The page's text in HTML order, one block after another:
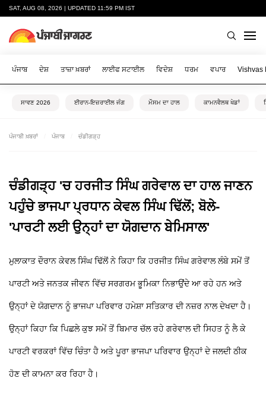
SAT, AUG 08, 2026 | UPDATED 11:59 PM IST
ਪੰਜਾਬ ਦੇਸ਼ ਤਾਜ਼ਾ ਖ਼ਬਰਾਂ ਲਾਈਫ ਸਟਾਈਲ ਵਿਦੇਸ਼ ਧਰਮ ਵਪਾਰ Vishvas
ਸਾਵਣ 2026 ਈਰਾਨ-ਇਜ਼ਰਾਈਲ ਜੰਗ ਮੌਸਮ ਦਾ ਹਾਲ ਕਾਮਨਵੈਲਥ ਖੇਡਾਂ
ਪੰਜਾਬੀ ਖ਼ਬਰਾਂ ਪੰਜਾਬ ਚੰਡੀਗੜ੍ਹ
ਚੰਡੀਗੜ੍ਹ 'ਚ ਹਰਜੀਤ ਸਿੰਘ ਗਰੇਵਾਲ ਦਾ ਹਾਲ ਜਾਣਨ
ਪਹੁੰਚੇ ਭਾਜਪਾ ਪ੍ਰਧਾਨ ਕੇਵਲ ਸਿੰਘ ਢਿੱਲੋਂ; ਬੋਲੇ-
'ਪਾਰਟੀ ਲਈ ਉਨ੍ਹਾਂ ਦਾ ਯੋਗਦਾਨ ਬੇਮਿਸਾਲ'
ਮੁਲਾਕਾਤ ਦੌਰਾਨ ਕੇਵਲ ਸਿੰਘ ਢਿੱਲੋਂ ਨੇ ਕਿਹਾ ਕਿ ਹਰਜੀਤ ਸਿੰਘ ਗਰੇਵਾਲ ਲੰਬੇ ਸਮੇਂ ਤੋਂ
ਪਾਰਟੀ ਅਤੇ ਜਨਤਕ ਜੀਵਨ ਵਿੱਚ ਸਰਗਰਮ ਭੂਮਿਕਾ ਨਿਭਾਉਂਦੇ ਆ ਰਹੇ ਹਨ ਅਤੇ
ਉਨ੍ਹਾਂ ਦੇ ਯੋਗਦਾਨ ਨੂੰ ਭਾਜਪਾ ਪਰਿਵਾਰ ਹਮੇਸ਼ਾ ਸਤਿਕਾਰ ਦੀ ਨਜ਼ਰ ਨਾਲ ਦੇਖਦਾ ਹੈ।
ਉਨ੍ਹਾਂ ਕਿਹਾ ਕਿ ਪਿਛਲੇ ਕੁਝ ਸਮੇਂ ਤੋਂ ਬਿਮਾਰ ਚੱਲ ਰਹੇ ਗਰੇਵਾਲ ਦੀ ਸਿਹਤ ਨੂੰ ਲੈ ਕੇ
ਪਾਰਟੀ ਵਰਕਰਾਂ ਵਿੱਚ ਚਿੰਤਾ ਹੈ ਅਤੇ ਪੂਰਾ ਭਾਜਪਾ ਪਰਿਵਾਰ ਉਨ੍ਹਾਂ ਦੇ ਜਲਦੀ ਠੀਕ
ਹੋਣ ਦੀ ਕਾਮਨਾ ਕਰ ਰਿਹਾ ਹੈ।